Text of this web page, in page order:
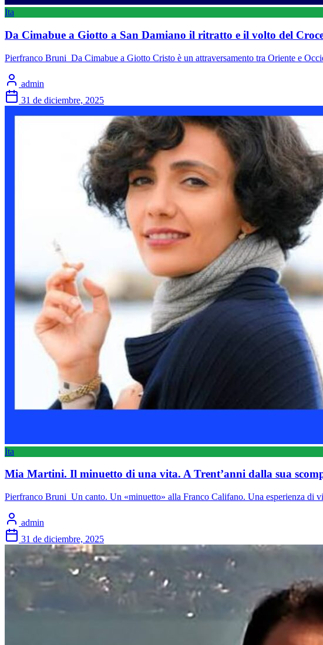
Ita
Da Cimabue a Giotto a San Damiano il ritratto e il volto del
Pierfranco Bruni Da Cimabue a Giotto Cristo è un attraversamento tra Oriente e
admin
31 de diciembre, 2025
Ita
Mia Martini. Il minuetto di una vita. A Trent’anni dalla sua
Pierfranco Bruni Un canto. Un «minuetto» alla Franco Califano. Una esperienza di
admin
31 de diciembre, 2025